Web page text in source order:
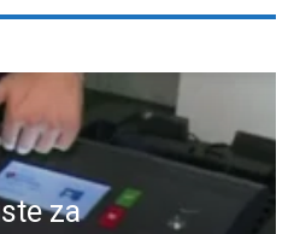
za